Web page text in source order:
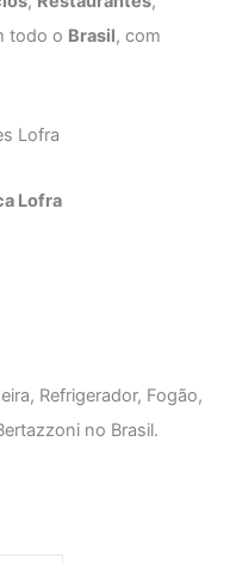
todo o Brasil, com
Lofra
Lofra
Refrigerador, Fogão,
no Brasil.